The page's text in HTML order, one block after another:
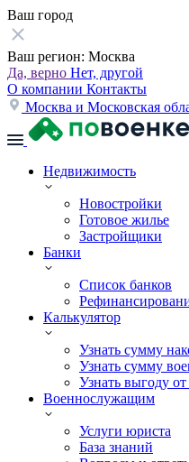
Ваш город
Ваш регион: Москва
Да, верно Нет, другой
О компании Контакты
Москва и Московская
Недвижимость
Новостройки
Готовое жилье
Застройщики
Банки
Список банков
Калькулятор
Узнать сумму
Узнать сумму
Узнать выгоду
Военнослужащим
Услуги юриста
База знаний